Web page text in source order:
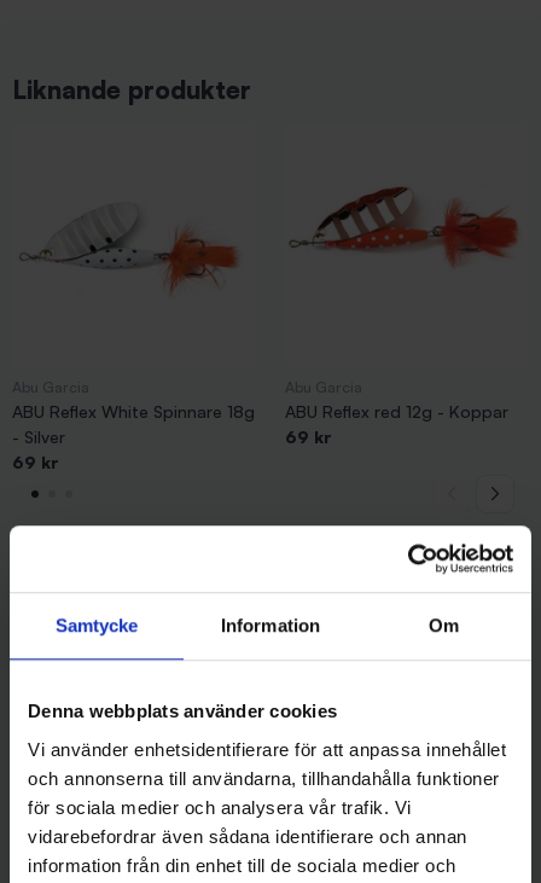
Samtycke Information Om
Denna webbplats använder cookies
Vi använder enhetsidentifierare för att anpassa innehållet
och annonserna till användarna, tillhandahålla funktioner
för sociala medier och analysera vår trafik. Vi
vidarebefordrar även sådana identifierare och annan
information från din enhet till de sociala medier och
Liknande produkter
ABU Reflex White Spinnare 18g
- Silver
69 kr
ABU Reflex red 12g - Koppar
69 kr
Andra gillade även